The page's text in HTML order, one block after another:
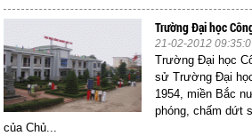
Trường Đại học
21-02-2012
Trường Đại học
sử Trường Đại
1954, miền Bắc
phóng, chấm dứt
của Chủ...